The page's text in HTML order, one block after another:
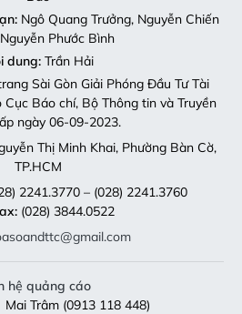
Ngô Quang Trưởng, Nguyễn Chiến
Phước Bình
dung:Trần Hải
Sài Gòn Giải Phóng Đầu Tư Tài
Báo chí, Bộ Thông tin và Truyền
ngày 06-09-2023.
Thị Minh Khai, Phường Bàn Cờ,
TP.HCM
2241.3770 – (028) 2241.3760
(028) 3844.0522
hệ quảng cáo
Mai Trâm (0913 118 448)